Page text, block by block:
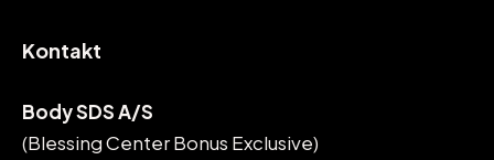
Kontakt
Body SDS A/S
(Blessing Center Bonus Exclusive)